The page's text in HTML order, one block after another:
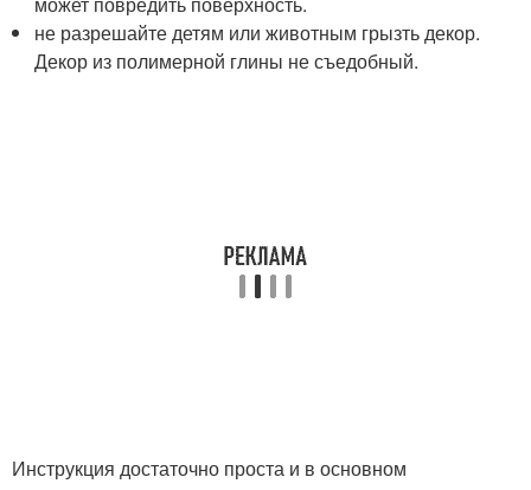
не разрешайте детям или животным грызть декор.
Декор из полимерной глины не съедобный.
Инструкция достаточно проста и в основном